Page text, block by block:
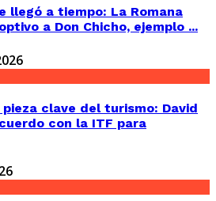
llegó a tiempo: La Romana
a Don Chicho, ejemplo ...
clave del turismo: David
con la ITF para